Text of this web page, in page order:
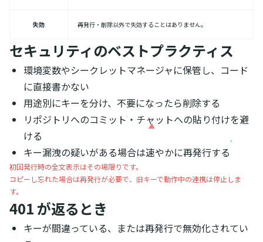
失効 再発行・削除以外で失効することはありません。
セキュリティのベストプラクティス
環境変数やシークレットマネージャに保管し、コード
に直接書かない
用途別にキーを分け、不要になったら削除する
リポジトリへのコミット・チャットへの貼り付けを避
ける
キー漏洩の疑いがある場合は速やかに再発行する
初回発行時の全文表示はその場限りです。
コピーし忘れた場合は再発行が必要で、旧キーで動作中の連携は停止しま
す。
401 が返るとき
キーが間違っている、または再発行で無効化されてい